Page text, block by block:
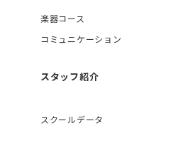
楽器コース
コミュニケーション
スタッフ紹介
スクールデータ